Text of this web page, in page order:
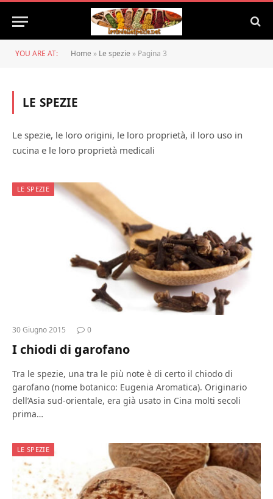
YOU ARE AT: Home » Le spezie » Pagina 3
LE SPEZIE
Le spezie, le loro origini, le loro proprietà, il loro uso in
cucina e le loro proprietà medicali
LE SPEZIE
30 Giugno 2015 0
I chiodi di garofano
Tra le spezie, una tra le più note è di certo il chiodo di
garofano (nome botanico: Eugenia Aromatica). Originario
dell’Asia sud-orientale, era già usato in Cina molti secoli
prima…
LE SPEZIE